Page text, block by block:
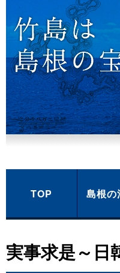
TOP 島根の
実事求是～日